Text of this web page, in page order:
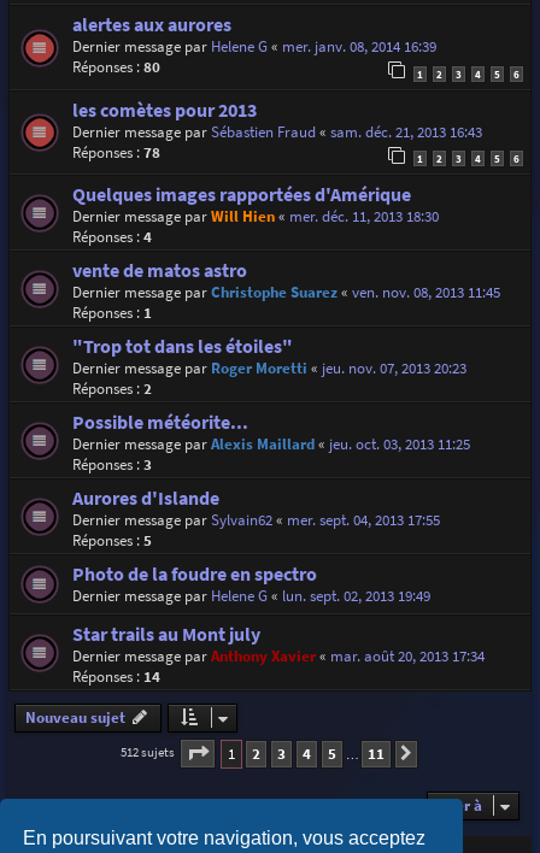
En poursuivant votre navigation, vous acceptez
alertes aux aurores
Dernier message par Helene G« mer. janv. 08, 2014 16:39
Réponses :80 1 2 3 4 5 6
les comètes pour 2013
Dernier message parSébastien Fraud« sam. déc. 21, 2013 16:43
Réponses :78 1 2 3 4 5 6
Quelques images rapportées d'Amérique
Dernier message parWill Hien« mer. déc. 11, 2013 18:30
Réponses :4
vente de matos astro
Dernier message parChristophe Suarez« ven. nov. 08, 2013 11:45
Réponses : 1
"Trop tot dans les étoiles"
Dernier message par Roger Moretti « jeu. nov. 07, 2013 20:23
Réponses :2
Possible météorite...
Dernier message parAlexis Maillard« jeu. oct. 03, 2013 11:25
Réponses :3
Aurores d'Islande
Dernier message parSylvain62« mer. sept. 04, 2013 17:55
Réponses :5
Photo de la foudre en spectro
Dernier message par Helene G« lun. sept. 02, 2013 19:49
Star trails au Mont july
Dernier message parAnthony Xavier« mar. août 20, 2013 17:34
Réponses : 14
Nouveau sujet
512 sujets Page 1sur 11
1 2 3 4 5 11
Aller à